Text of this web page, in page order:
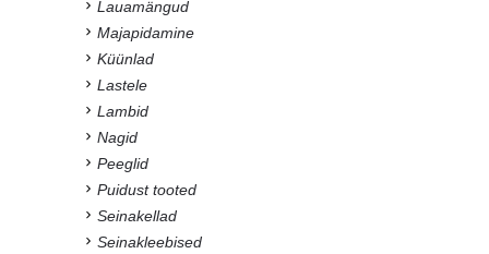
Lauamängud
Majapidamine
Küünlad
Lastele
Lambid
Nagid
Peeglid
Puidust tooted
Seinakellad
Seinakleebised